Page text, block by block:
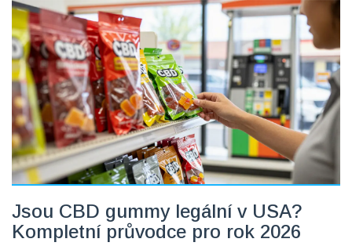
Jsou CBD gummy legální v USA?
Kompletní průvodce pro rok 2026